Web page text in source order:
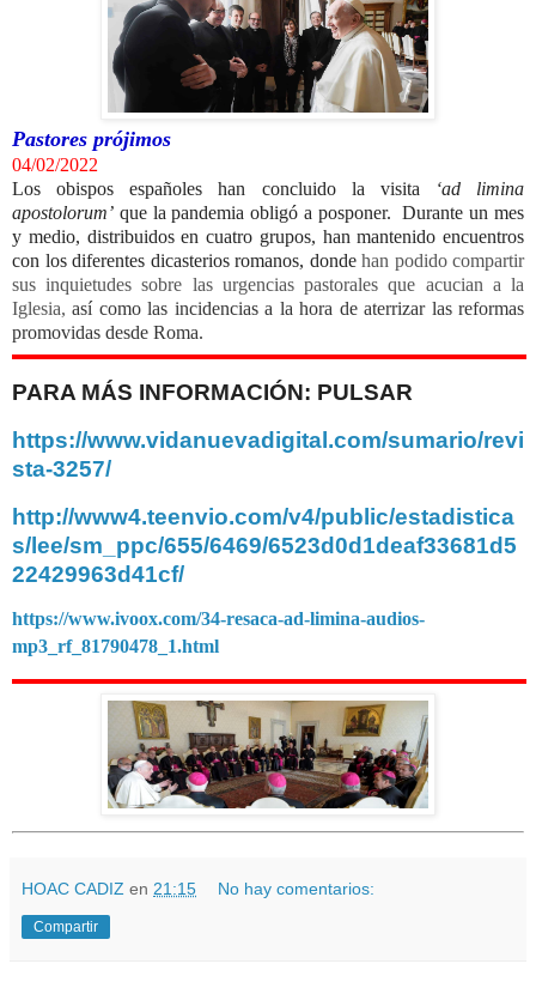
Pastores prójimos
04/02/2022
Los obispos españoles han concluido la visita
‘ad limina
apostolorum’ que la pandemia obligó a posponer. Durante un mes
y medio, distribuidos en cuatro grupos, han mantenido encuentros
con los diferentes dicasterios romanos, donde han podido compartir
sus inquietudes sobre las urgencias pastorales que acucian a la
Iglesia, así como las incidencias a la hora de aterrizar las reformas
promovidas desde Roma.
PARA MÁS INFORMACIÓN: PULSAR
https://www.vidanuevadigital.com/sumario/revi
sta-3257/
http://www4.teenvio.com/v4/public/estadistica
s/lee/sm_ppc/655/6469/6523d0d1deaf33681d5
22429963d41cf/
https://www.ivoox.com/34-resaca-ad-limina-audios-
mp3_rf_81790478_1.html
HOAC CADIZ en 21:15 No hay comentarios:
Compartir